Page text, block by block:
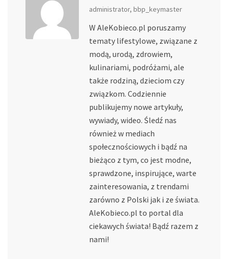
administrator, bbp_keymaster
W AleKobieco.pl poruszamy
tematy lifestylowe, związane z
modą, urodą, zdrowiem,
kulinariami, podróżami, ale
także rodziną, dzieciom czy
związkom. Codziennie
publikujemy nowe artykuły,
wywiady, wideo. Śledź nas
również w mediach
społecznościowych i bądź na
bieżąco z tym, co jest modne,
sprawdzone, inspirujące, warte
zainteresowania, z trendami
zarówno z Polski jak i ze świata.
AleKobieco.pl to portal dla
ciekawych świata! Bądź razem z
nami!